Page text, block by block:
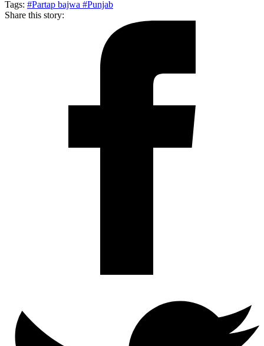
Tags: #Partap bajwa #Punjab
Share this story: